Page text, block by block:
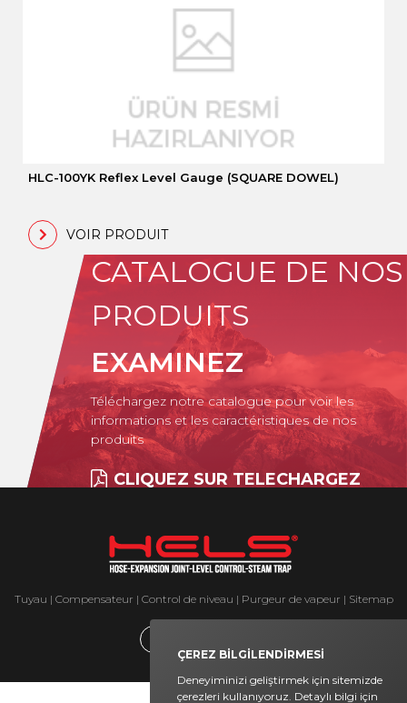
HLC-100YK Reflex Level Gauge (SQUARE DOWEL)
VOIR PRODUIT
CATALOGUE DE NOS
PRODUITS
EXAMINEZ
Téléchargez notre catalogue pour voir les
informations et les caractéristiques de nos
produits
CLIQUEZ SUR TELECHARGEZ
Tuyau | Compensateur | Control de niveau | Purgeur de vapeur | Sitemap
ÇEREZ BİLGİLENDİRMESİ
Deneyiminizi geliştirmek için sitemizde
çerezleri kullanıyoruz. Detaylı bilgi için